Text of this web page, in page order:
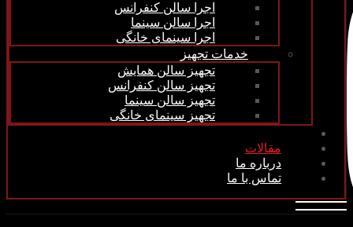
اجرا سالن کنفرانس
اجرا سالن سینما
اجرا سینمای خانگی
خدمات تجهیز
تجهیز سالن همایش
تجهیز سالن کنفرانس
تجهیز سالن سینما
تجهیز سینمای خانگی
مقالات
درباره ما
تماس با ما